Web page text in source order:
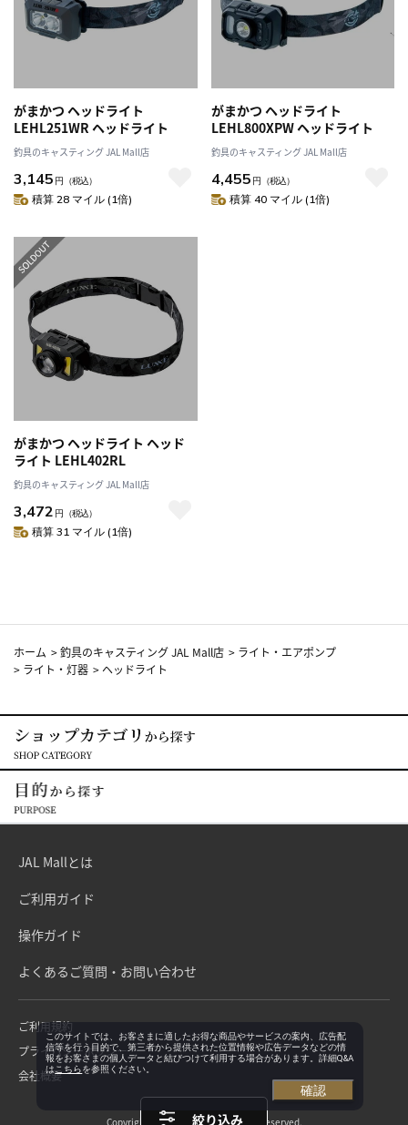
がまかつ ヘッドライト
LEHL251WR ヘッドライト
釣具のキャスティング JAL Mall店
3,145 円 （税込）
積算 28 マイル (1倍)
がまかつ ヘッドライト
LEHL800XPW ヘッドライト
釣具のキャスティング JAL Mall店
4,455 円 （税込）
積算 40 マイル (1倍)
がまかつ ヘッドライト ヘッド
ライト LEHL402RL
釣具のキャスティング JAL Mall店
3,472 円 （税込）
積算 31 マイル (1倍)
ホーム >釣具のキャスティング JAL Mall店 > ライト・エアポンプ
> ライト・灯器 > ヘッドライト
絞り込み
JAL Mallとは
ご利用ガイド
操作ガイド
よくあるご質問・お問い合わせ
ご利用規約
プライバシーポリシー
会社概要
Copyright©Japan Airlines. All rights reserved.
このサイトでは、お客さまに適したお得な商品やサービスの案内、広告配
信等を行う目的で、第三者から提供された位置情報や広告データなどの情
報をお客さまの個人データと結びつけて利用する場合があります。詳細Q&A
はこちらを参照ください。
確認